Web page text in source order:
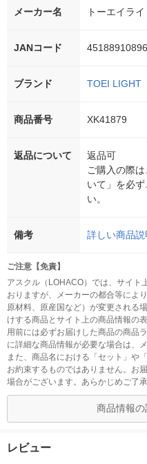
メーカー名 トーエイライ
JANコード
ブランド TOEI LIGHT
商品番号 XK41879
返品について
返品可
ご購入の際
いて」を必
い。
備考 詳しい商品説
ご注意【免責】
アスクル（LOHACO）では、サイト
おりますが、メーカーの都合等によ
原材料、原産国など）が変更される
けする商品とサイト上の商品情報の
用前には必ずお届けした商品の商品
に詳細な商品情報が必要な場合は、
また、商品名における「セット」や
お約束するものではありません。お
場合がございます。あらかじめご了承
商品情報
レビュー